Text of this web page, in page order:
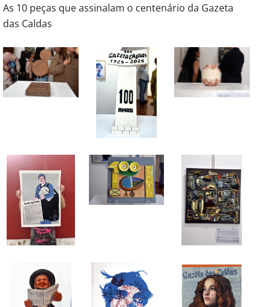
As 10 peças que assinalam o centenário da Gazeta
das Caldas